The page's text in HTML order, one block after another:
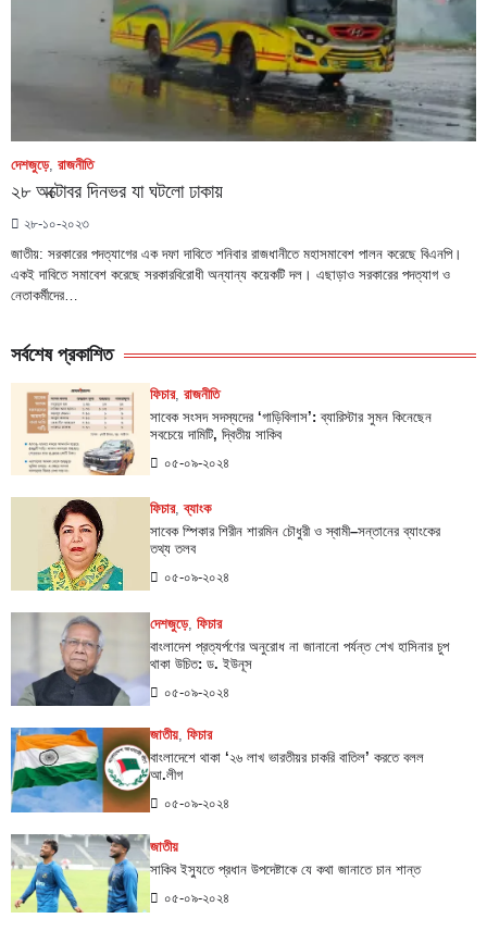
দেশজুড়ে, রাজনীতি
২৮ অক্টোবর দিনভর যা ঘটলো ঢাকায়
২৮-১০-২০২৩
জাতীয়: সরকারের পদত্যাগের এক দফা দাবিতে শনিবার রাজধানীতে মহাসমাবেশ পালন করেছে বিএনপি।
একই দাবিতে সমাবেশ করেছে সরকারবিরোধী অন্যান্য কয়েকটি দল। এছাড়াও সরকারের পদত্যাগ ও
নেতাকর্মীদের…
সর্বশেষ প্রকাশিত
ফিচার,রাজনীতি
সাবেক সংসদ সদস্যদের ‘গাড়িবিলাস’: ব্যারিস্টার সুমন কিনেছেন
সবচেয়ে দামিটি, দ্বিতীয় সাকিব
০৫-০৯-২০২৪
ফিচার,ব্যাংক
সাবেক স্পিকার শিরীন শারমিন চৌধুরী ও স্বামী–সন্তানের ব্যাংকের
তথ্য তলব
০৫-০৯-২০২৪
দেশজুড়ে,ফিচার
বাংলাদেশ প্রত্যর্পণের অনুরোধ না জানানো পর্যন্ত শেখ হাসিনার চুপ
থাকা উচিত: ড. ইউনূস
০৫-০৯-২০২৪
জাতীয় ,ফিচার
বাংলাদেশে থাকা ‌‘২৬ লাখ ভারতীয়র চাকরি বাতিল’ করতে বলল
আ.লীগ
০৫-০৯-২০২৪
জাতীয়
সাকিব ইস্যুতে প্রধান উপদেষ্টাকে যে কথা জানাতে চান শান্ত
০৫-০৯-২০২৪